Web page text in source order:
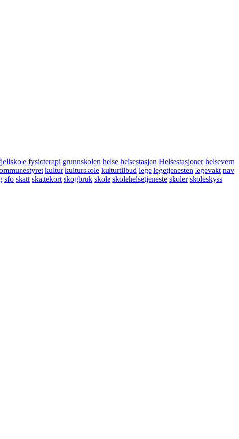
fysioterapi grunnskolen helse helsestasjon Helsestasjoner helsevern
kultur kulturskole kulturtilbud lege legetjenesten legevakt nav
sfo skatt skattekort skogbruk skole skolehelsetjeneste skoler skoleskyss